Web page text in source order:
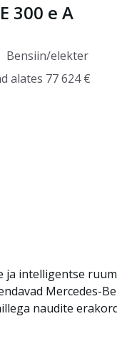
E 300 e A
Bensiin/elekter
alates 77 624€
ja intelligentse
Mercedes-
naudite